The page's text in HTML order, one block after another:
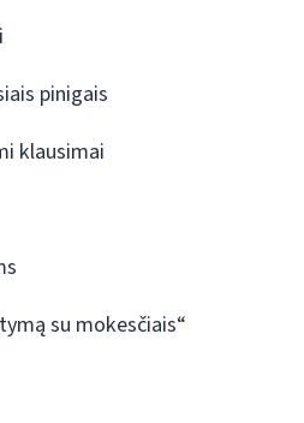
pinigais
klausimai
su mokesčiais“